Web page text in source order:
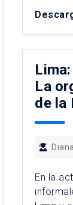
La
de la
En la